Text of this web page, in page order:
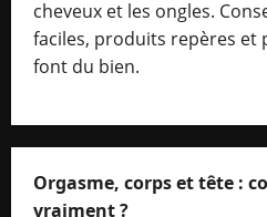
cheveux et les ongles.
faciles, produits repères et
font du bien.
Orgasme, corps et tête :
vraiment ?